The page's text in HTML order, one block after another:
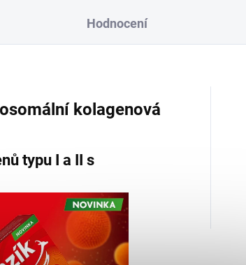
Hodnocení
kolagenová
typu I a II s